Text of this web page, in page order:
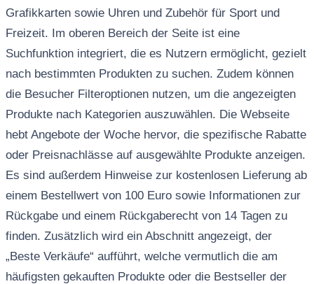
Grafikkarten sowie Uhren und Zubehör für Sport und
Freizeit. Im oberen Bereich der Seite ist eine
Suchfunktion integriert, die es Nutzern ermöglicht, gezielt
nach bestimmten Produkten zu suchen. Zudem können
die Besucher Filteroptionen nutzen, um die angezeigten
Produkte nach Kategorien auszuwählen. Die Webseite
hebt Angebote der Woche hervor, die spezifische Rabatte
oder Preisnachlässe auf ausgewählte Produkte anzeigen.
Es sind außerdem Hinweise zur kostenlosen Lieferung ab
einem Bestellwert von 100 Euro sowie Informationen zur
Rückgabe und einem Rückgaberecht von 14 Tagen zu
finden. Zusätzlich wird ein Abschnitt angezeigt, der
„Beste Verkäufe“ aufführt, welche vermutlich die am
häufigsten gekauften Produkte oder die Bestseller der